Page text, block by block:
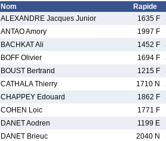
Nom
Rapide
ALEXANDRE Jacques Junior 1635 F
ANTAO Amory 1997 F
BACHKAT Ali 1452 F
BOFF Olivier 1694 F
BOUST Bertrand 1215 F
CATHALA Thierry 1710 N
CHAPPEY Edouard 1862 F
COHEN Loic
1771 F
DANET Aodren 1199 E
DANET Brieuc 2040 N